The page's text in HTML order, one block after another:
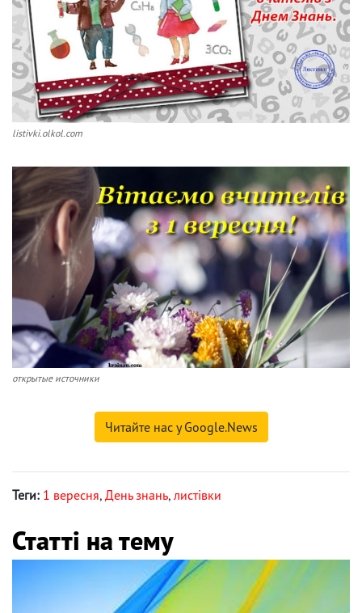
listivki.olkol.com
открытые источники
Читайте нас у Google.News
Теги: 1 вересня, День знань, листівки
Статті на тему